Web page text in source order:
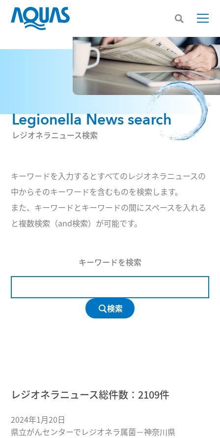
Legionella News search
レジオネラニュース検索
キーワードを入力するとすべてのレジオネラニュースの
中からそのキーワードを含むものを検索します。
また、キーワードとキーワードの間にスペースを入れる
と複数検索（and検索）が可能です。
キーワードを検索
検索
レジオネラニュース総件数： 2109件
2024年1月20日
県立がんセンターでレジオネラ属菌－神奈川県